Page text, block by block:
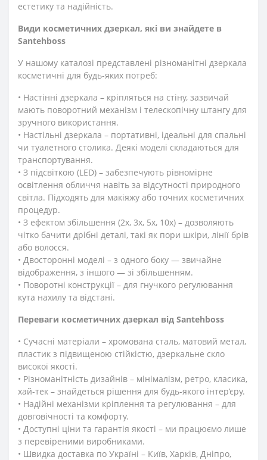
естетику та надійність.
Види косметичних дзеркал, які ви знайдете в
Santehboss
У нашому каталозі представлені різноманітні дзеркала
косметичні для будь-яких потреб:
• Настінні дзеркала – кріпляться на стіну, зазвичай
мають поворотний механізм і телескопічну штангу для
зручного використання.
• Настільні дзеркала – портативні, ідеальні для спальні
чи туалетного столика. Деякі моделі складаються для
транспортування.
• З підсвіткою (LED) – забезпечують рівномірне
освітлення обличчя навіть за відсутності природного
світла. Підходять для макіяжу або точних косметичних
процедур.
• З ефектом збільшення (2x, 3x, 5x, 10x) – дозволяють
чітко бачити дрібні деталі, такі як пори шкіри, лінії брів
або волосся.
• Двосторонні моделі – з одного боку — звичайне
відображення, з іншого — зі збільшенням.
• Поворотні конструкції – для гнучкого регулювання
кута нахилу та відстані.
Переваги косметичних дзеркал від Santehboss
• Сучасні матеріали – хромована сталь, матовий метал,
пластик з підвищеною стійкістю, дзеркальне скло
високої якості.
• Різноманітність дизайнів – мінімалізм, ретро, класика,
хай-тек – знайдеться рішення для будь-якого інтер’єру.
• Надійні механізми кріплення та регулювання – для
довговічності та комфорту.
• Доступні ціни та гарантія якості – ми працюємо лише
з перевіреними виробниками.
• Швидка доставка по Україні – Київ, Харків, Дніпро,